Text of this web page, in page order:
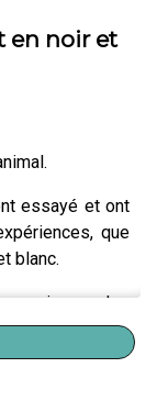
en noir et
essayé et ont
que
blanc.
puisque des